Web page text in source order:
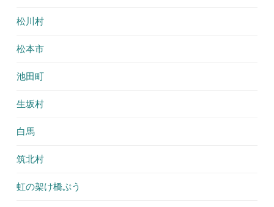
松川村
松本市
池田町
生坂村
白馬
筑北村
虹の架け橋ぷう